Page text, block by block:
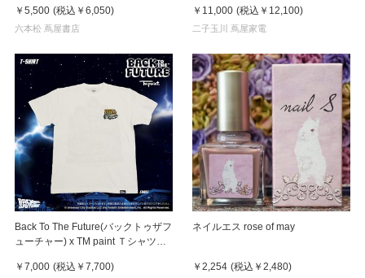
￥5,500 (税込 ￥6,050)
六本松 蔦屋書店
￥11,000 (税込 ￥12,100)
二子玉川 蔦屋家電
Back To The Future(バックトゥザフ
ューチャー) x TM paint Ｔシャツ
￥7,000 (税込 ￥7,700)
ネイルエス rose of may
￥2,254 (税込 ￥2,480)